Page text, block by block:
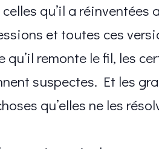
qu’il a
et toutes ces
qu’il remonte le fil, les
suspectes. Et les
qu’elles ne les